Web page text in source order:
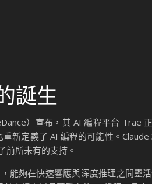
誕生
）宣布，其 AI 編程平台 Trae
新定義了 AI 編程的可能性。
前所未有的支持。
能夠在快速響應與深度推理之間靈